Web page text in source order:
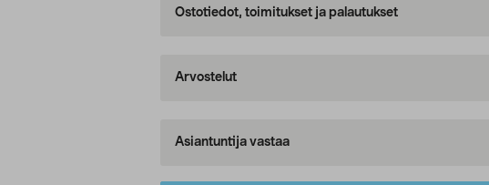
Ostotiedot, toimitukset ja palautukset
Arvostelut
Asiantuntija vastaa